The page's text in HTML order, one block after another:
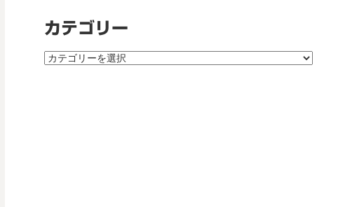
イ
ブ
カテゴリー
カ